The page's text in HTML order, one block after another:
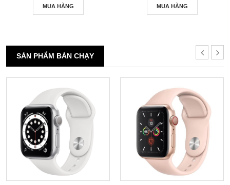
MUA HÀNG MUA HÀNG
SẢN PHẨM BÁN CHẠY